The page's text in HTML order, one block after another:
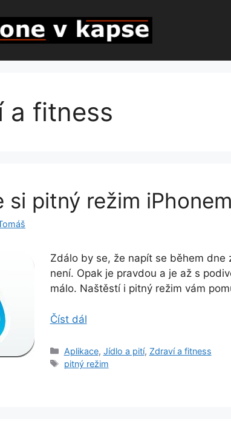
a fitness
si pitný režim iPhonem
Zdálo by se, že napít se během dne
není. Opak je pravdou a je až s
málo. Naštěstí i pitný režim vám
Číst dál
Rubriky
Aplikace, Jídlo a pití, Zdraví a fitness
Štítky
pitný režim